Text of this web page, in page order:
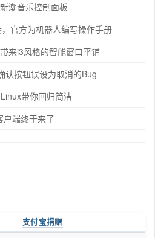
潮音乐控制面板
官方为机器人编写操作手册
来i3风格的智能窗口平铺
认按钮误设为取消的Bug
带你回归简洁
端终于来了
支付宝捐赠